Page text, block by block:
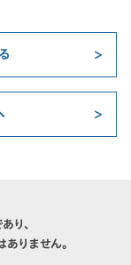
り、
りません。